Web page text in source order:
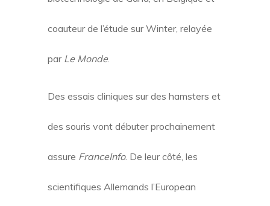
coauteur de l’étude sur Winter, relayée
par Le Monde.
Des essais cliniques sur des hamsters et
des souris vont débuter prochainement
assure FranceInfo. De leur côté, les
scientifiques Allemands l’European